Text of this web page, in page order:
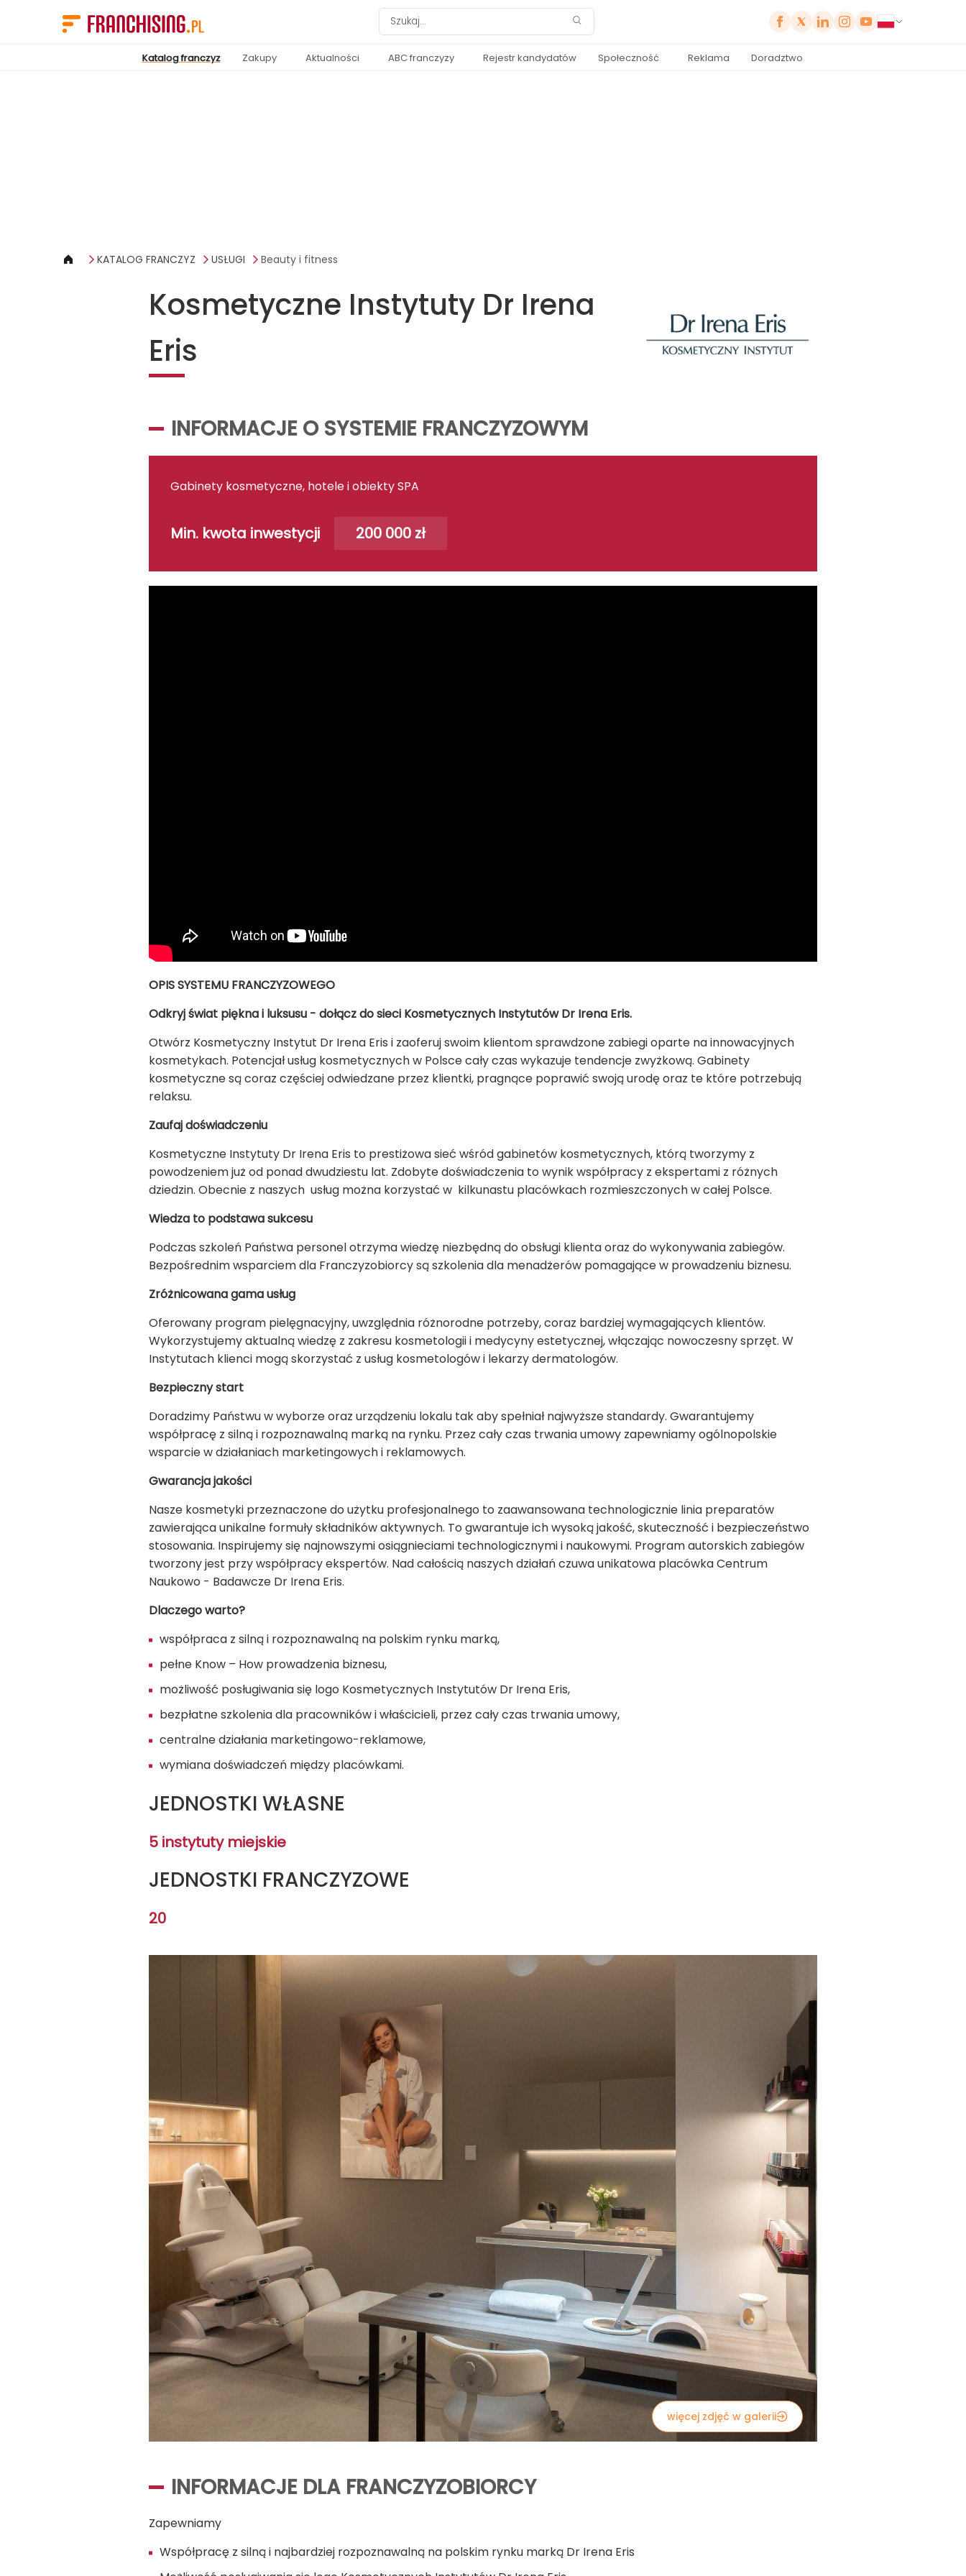
Katalog franczyz Zakupy Aktualności ABC franczyzy Rejestr kandydatów Społeczność Reklama Doradztwo
KATALOG FRANCZYZ USŁUGI Beauty i fitness
Kosmetyczne Instytuty Dr Irena
Eris
INFORMACJE O SYSTEMIE FRANCZYZOWYM
Gabinety kosmetyczne, hotele i obiekty SPA
Min. kwota inwestycji 200 000 zł
OPIS SYSTEMU FRANCZYZOWEGO
Odkryj świat piękna i luksusu - dołącz do sieci Kosmetycznych Instytutów Dr Irena Eris.
Otwórz Kosmetyczny Instytut Dr Irena Eris i zaoferuj swoim klientom sprawdzone zabiegi oparte na innowacyjnych
kosmetykach. Potencjał usług kosmetycznych w Polsce cały czas wykazuje tendencje zwyżkową. Gabinety
kosmetyczne są coraz częściej odwiedzane przez klientki, pragnące poprawić swoją urodę oraz te które potrzebują
relaksu.
Zaufaj doświadczeniu
Kosmetyczne Instytuty Dr Irena Eris to prestiżowa sieć wśród gabinetów kosmetycznych, którą tworzymy z
powodzeniem już od ponad dwudziestu lat. Zdobyte doświadczenia to wynik współpracy z ekspertami z różnych
dziedzin. Obecnie z naszych usług można korzystać w kilkunastu placówkach rozmieszczonych w całej Polsce.
Wiedza to podstawa sukcesu
Podczas szkoleń Państwa personel otrzyma wiedzę niezbędną do obsługi klienta oraz do wykonywania zabiegów.
Bezpośrednim wsparciem dla Franczyzobiorcy są szkolenia dla menadżerów pomagające w prowadzeniu biznesu.
Zróżnicowana gama usług
Oferowany program pielęgnacyjny, uwzględnia różnorodne potrzeby, coraz bardziej wymagających klientów.
Wykorzystujemy aktualną wiedzę z zakresu kosmetologii i medycyny estetycznej, włączając nowoczesny sprzęt. W
Instytutach klienci mogą skorzystać z usług kosmetologów i lekarzy dermatologów.
Bezpieczny start
Doradzimy Państwu w wyborze oraz urządzeniu lokalu tak aby spełniał najwyższe standardy. Gwarantujemy
współpracę z silną i rozpoznawalną marką na rynku. Przez cały czas trwania umowy zapewniamy ogólnopolskie
wsparcie w działaniach marketingowych i reklamowych.
Gwarancja jakości
Nasze kosmetyki przeznaczone do użytku profesjonalnego to zaawansowana technologicznie linia preparatów
zawierająca unikalne formuły składników aktywnych. To gwarantuje ich wysoką jakość, skuteczność i bezpieczeństwo
stosowania. Inspirujemy się najnowszymi osiągnieciami technologicznymi i naukowymi. Program autorskich zabiegów
tworzony jest przy współpracy ekspertów. Nad całością naszych działań czuwa unikatowa placówka Centrum
Naukowo - Badawcze Dr Irena Eris.
Dlaczego warto?
współpraca z silną i rozpoznawalną na polskim rynku marką,
pełne Know – How prowadzenia biznesu,
możliwość posługiwania się logo Kosmetycznych Instytutów Dr Irena Eris,
bezpłatne szkolenia dla pracowników i właścicieli, przez cały czas trwania umowy,
centralne działania marketingowo-reklamowe,
wymiana doświadczeń między placówkami.
JEDNOSTKI WŁASNE
5 instytuty miejskie
JEDNOSTKI FRANCZYZOWE
20
więcej zdjęć w galerii
INFORMACJE DLA FRANCZYZOBIORCY
Zapewniamy
Współpracę z silną i najbardziej rozpoznawalną na polskim rynku marką Dr Irena Eris